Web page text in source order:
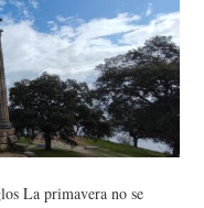
La primavera no se